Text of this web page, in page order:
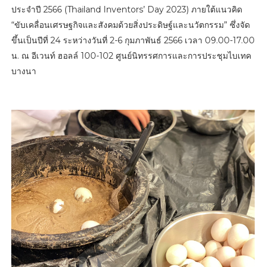
ประจําปี 2566 (Thailand Inventors’ Day 2023) ภายใต้แนวคิด
“ขับเคลื่อนเศรษฐกิจและสังคมด้วยสิ่งประดิษฐ์และนวัตกรรม” ซึ่งจัด
ขึ้นเป็นปีที่ 24 ระหว่างวันที่ 2-6 กุมภาพันธ์ 2566 เวลา 09.00-17.00
น. ณ อีเวนท์ ฮอลล์ 100-102 ศูนย์นิทรรศการและการประชุมไบเทค
บางนา